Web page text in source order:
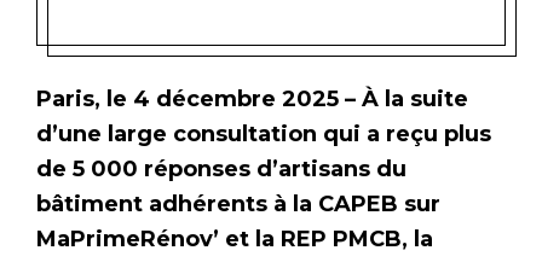
Paris, le 4 décembre 2025 – À la suite
d’une large consultation qui a reçu plus
de 5 000 réponses d’artisans du
bâtiment adhérents à la CAPEB sur
MaPrimeRénov’ et la REP PMCB, la